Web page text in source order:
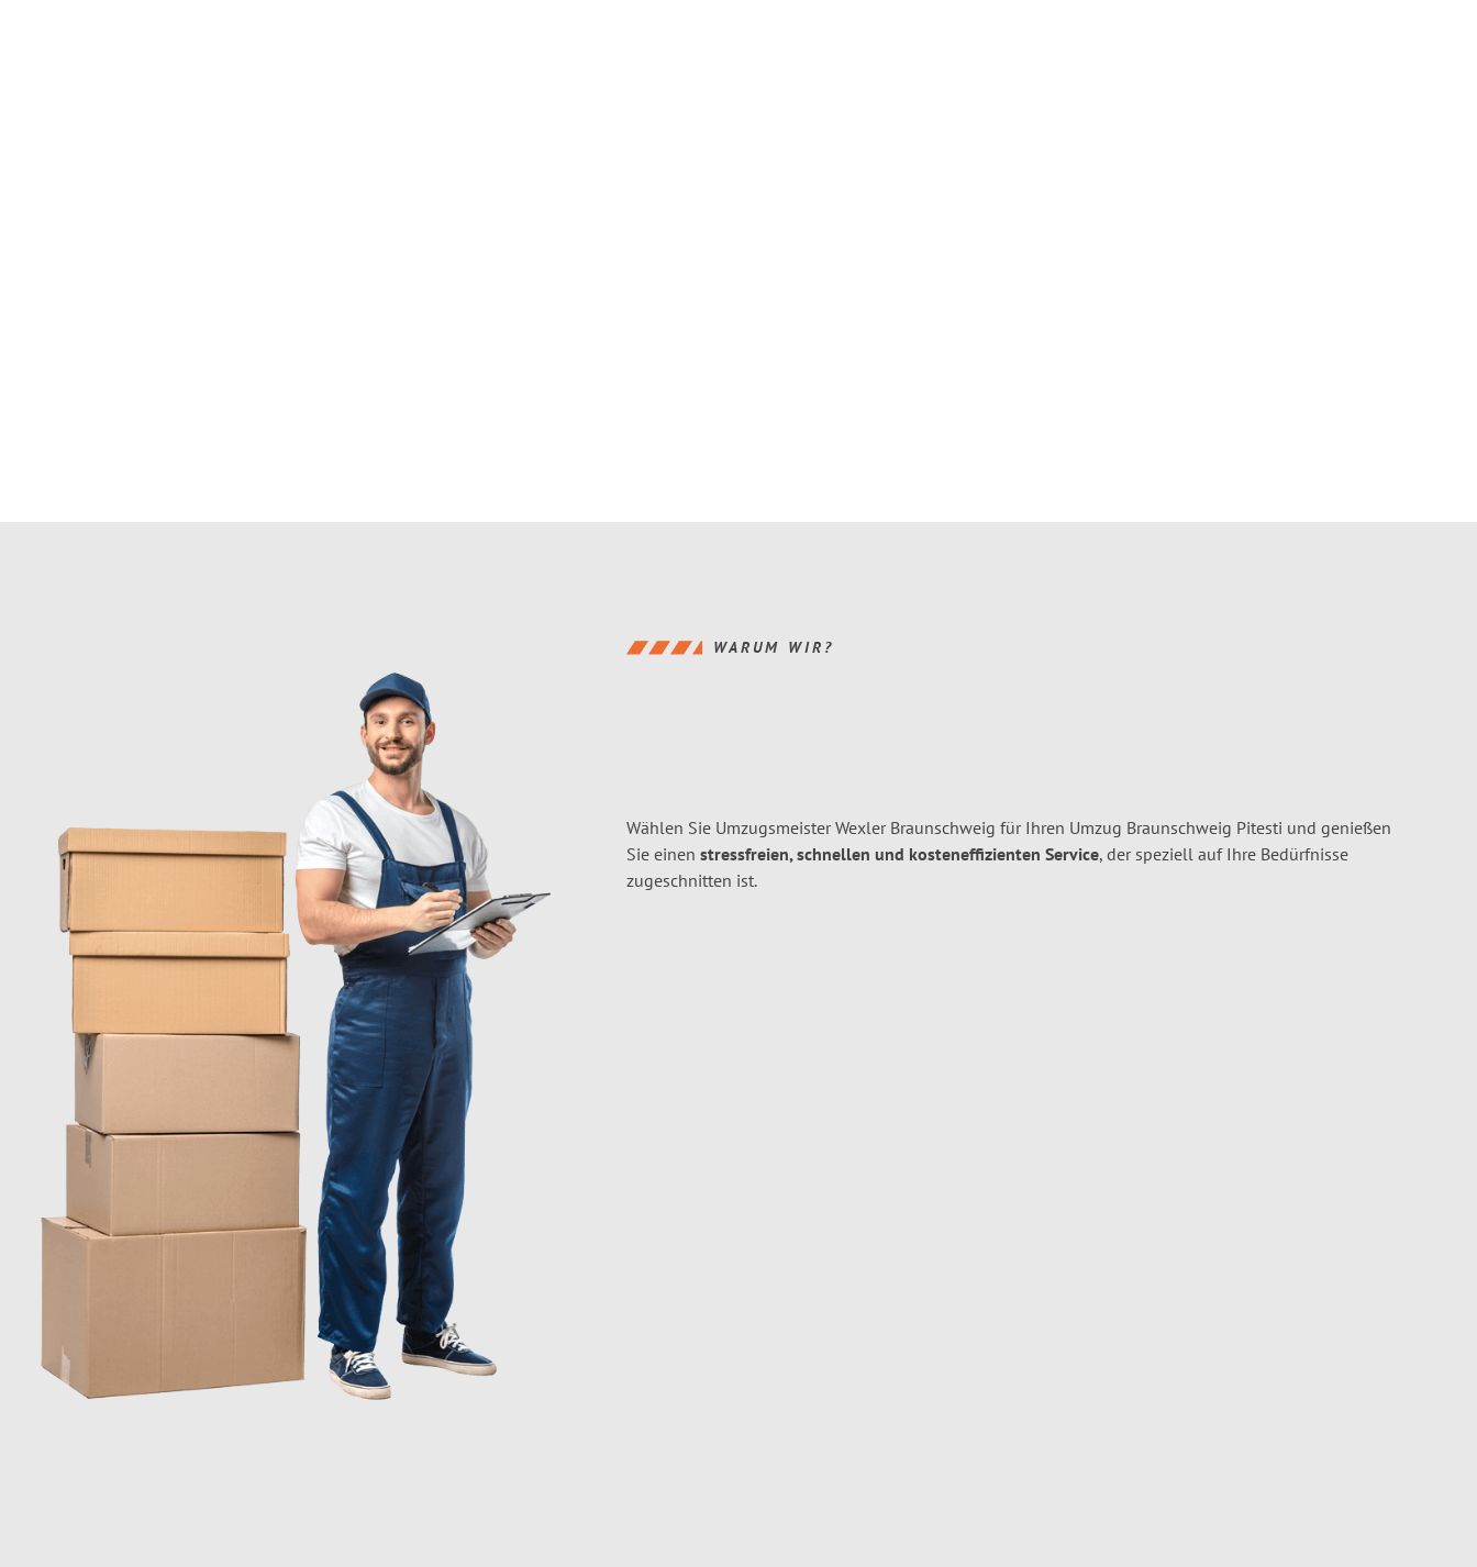
WARUM WIR?
Wählen Sie Umzugsmeister Wexler Braunschweig für Ihren Umzug Braunschweig Pitesti und genießen
Sie einen stressfreien, schnellen und kosteneffizienten Service, der speziell auf Ihre Bedürfnisse
zugeschnitten ist.